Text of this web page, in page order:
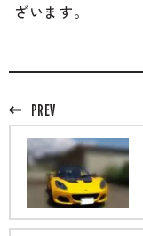
ざいます。
PREV